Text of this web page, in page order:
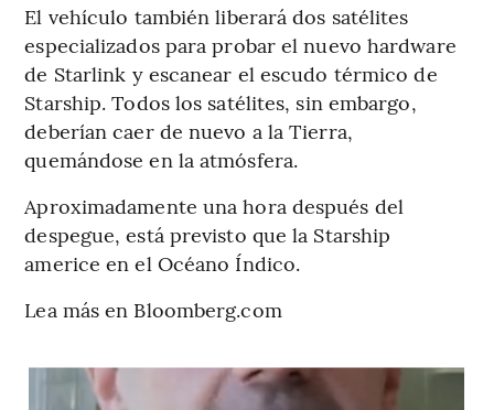
El vehículo también liberará dos satélites
especializados para probar el nuevo hardware
de Starlink y escanear el escudo térmico de
Starship. Todos los satélites, sin embargo,
deberían caer de nuevo a la Tierra,
quemándose en la atmósfera.
Aproximadamente una hora después del
despegue, está previsto que la Starship
americe en el Océano Índico.
Lea más en Bloomberg.com